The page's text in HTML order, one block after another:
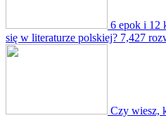
6 epok i 12
się w literaturze polskiej? 7,427
Czy wiesz,